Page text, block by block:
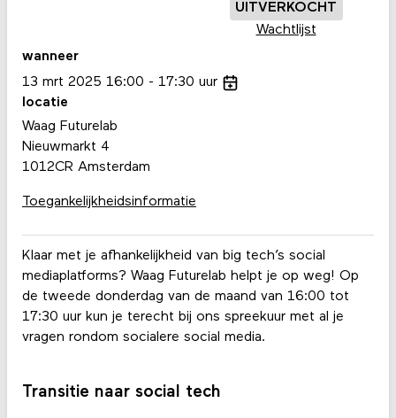
Klaar met je afhankelijkheid van big tech’s social
mediaplatforms? Waag Futurelab helpt je op weg! Op
de tweede donderdag van de maand van 16:00 tot
17:30 uur kun je terecht bij ons spreekuur met al je
vragen rondom socialere social media.
Transitie naar social tech
UITVERKOCHT
Wachtlijst
wanneer
13 mrt 2025 16:00 17:30 uur
locatie
Waag Futurelab
Nieuwmarkt 4
1012CR Amsterdam
Toegankelijkheidsinformatie